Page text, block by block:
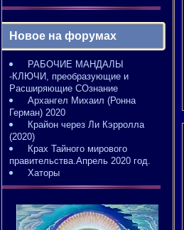
Новое на форумах
РАБОЧИЕ МАНДАЛЫ
-КЛЮЧИ, преобразующие и
Расширяющие СОзнание
Архангел Михаил (Ронна
Герман) 2020
Крайон через Ли Кэрролла
(2020)
Крах Тайного мирового
правительства.Апрель 2020 год.
Хаторы